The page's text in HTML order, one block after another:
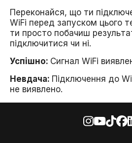
Переконайся, що ти
WiFi перед запуском цього
ти просто побачиш
підключитися чи ні.
Успішно: Сигнал WiFi
Невдача: Підключення до
не виявлено.